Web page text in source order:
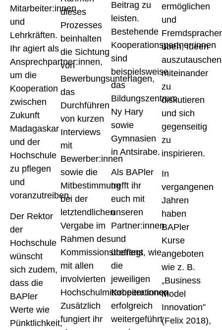
Mitarbeiter:innen
und
Lehrkräften.
Ihr agiert als
Ansprechpartner:innen,
um die
Kooperation
zwischen
Zukunft
Madagaskar
und der
Hochschule
zu pflegen
und
voranzutreiben.
Der Rektor
der
Hochschule
wünscht
sich zudem,
dass die
BAPler
Werte wie
Pünktlichkeit,
dieses
Prozesses
beinhalten
die Sichtung
von
Bewerbungsunterlagen,
das
Durchführen
von kurzen
Interviews
mit
Bewerber:innen
sowie die
Mitbestimmung
bei der
letztendlichen
Vergabe im
Rahmen des
Kommissionstreffens
mit allen
involvierten
Hochschulmitarbeiter:innen.
Zusätzlich
fungiert ihr
Beitrag zu
leisten.
Bestehende
Kooperationspartner:innen
sind
beispielsweise
das
Bildungszentrum
Ny Hary
sowie
Gymnasien
in Antsirabe.
Als BAPler
trefft ihr
euch mit
unseren
Partner:innen
und
überlegt, wie
die
jeweiligen
Kooperationen
erfolgreich
weitergeführt
ermöglichen
und
üben, Ideen
miteinander
zu
diskutieren
und sich
gegenseitig
zu
inspirieren.
In
vergangenen
Jahren
haben
BAPler
Kurse
angeboten
wie z. B.
„Business
Model
Innovation”
(Felix 2018),